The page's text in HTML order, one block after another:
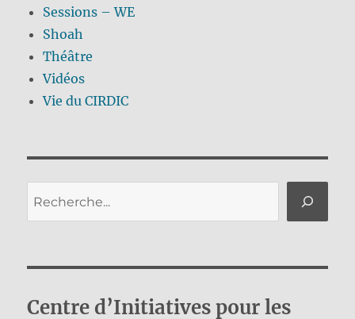
Sessions – WE
Shoah
Théâtre
Vidéos
Vie du CIRDIC
Centre d’Initiatives pour les